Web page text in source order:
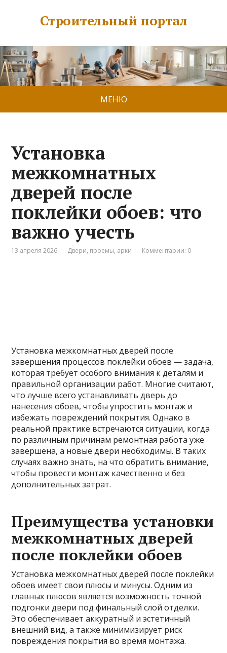
Строительный портал
МЕНЮ
Установка
межкомнатных
дверей после
поклейки обоев: что
важно учесть
13 апреля 2026 Двери, проемы, арки Комментарии: 0
Установка межкомнатных дверей после
завершения процессов поклейки обоев — задача,
которая требует особого внимания к деталям и
правильной организации работ. Многие считают,
что лучше всего устанавливать дверь до
нанесения обоев, чтобы упростить монтаж и
избежать повреждений покрытия. Однако в
реальной практике встречаются ситуации, когда
по различным причинам ремонтная работа уже
завершена, а новые двери необходимы. В таких
случаях важно знать, на что обратить внимание,
чтобы провести монтаж качественно и без
дополнительных затрат.
Преимущества установки
межкомнатных дверей
после поклейки обоев
Установка межкомнатных дверей после поклейки
обоев имеет свои плюсы и минусы. Одним из
главных плюсов является возможность точной
подгонки двери под финальный слой отделки.
Это обеспечивает аккуратный и эстетичный
внешний вид, а также минимизирует риск
повреждения покрытия во время монтажа.